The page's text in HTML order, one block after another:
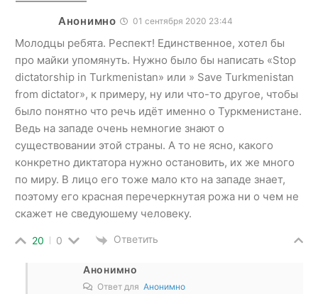
Анонимно 01 сентября 2020 23:44
Молодцы ребята. Респект! Единственное, хотел бы
про майки упомянуть. Нужно было бы написать «Stop
dictatorship in Turkmenistan» или » Save Turkmenistan
from dictator», к примеру, ну или что-то другое, чтобы
было понятно что речь идёт именно о Туркменистане.
Ведь на западе очень немногие знают о
существовании этой страны. А то не ясно, какого
конкретно диктатора нужно остановить, их же много
по миру. В лицо его тоже мало кто на западе знает,
поэтому его красная перечеркнутая рожа ни о чем не
скажет не сведуюшему человеку.
20 0 Ответить
Анонимно
Ответ для Анонимно